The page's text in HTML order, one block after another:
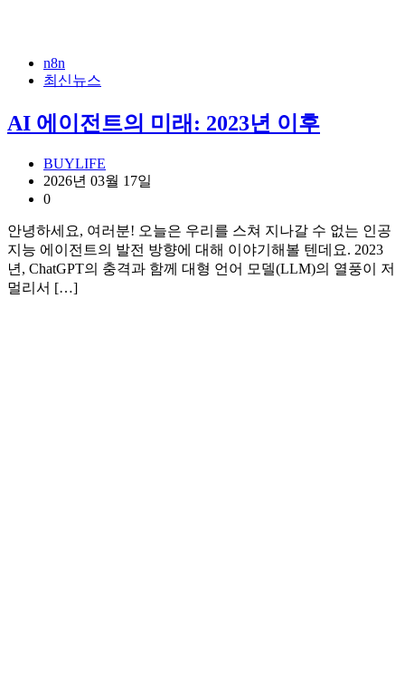
n8n
최신뉴스
AI 에이전트의 미래: 2023년 이후
BUYLIFE
2026년 03월 17일
0
안녕하세요, 여러분! 오늘은 우리를 스쳐 지나갈 수 없는 인공
지능 에이전트의 발전 방향에 대해 이야기해볼 텐데요. 2023
년, ChatGPT의 충격과 함께 대형 언어 모델(LLM)의 열풍이 저
멀리서 […]